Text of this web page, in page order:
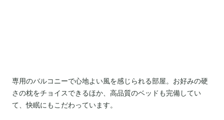
専用のバルコニーで心地よい風を感じられる部屋。お好みの硬
さの枕をチョイスできるほか、高品質のベッドも完備してい
て、快眠にもこだわっています。